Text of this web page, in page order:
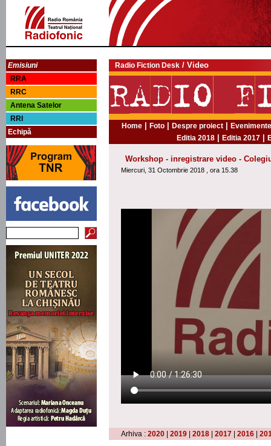
Emisiuni
RRA
RRC
Antena Satelor
RRI
Echipă
Radio Fiction Desk / Video
Home| Foto| Despre proiect|
Editia 2018| Editia 2017|
Workshop - inregistrare video -
Miercuri, 31 Octombrie 2018 , ora 15.38
Arhiva : 2020 2019 2018 2017 2016